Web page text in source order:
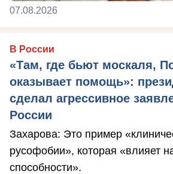
07.08.2026
В России
«Там, где бьют москаля,
оказывает помощь»:
сделал агрессивное
России
Захарова: Это пример
русофобии», которая «влияет
способности».